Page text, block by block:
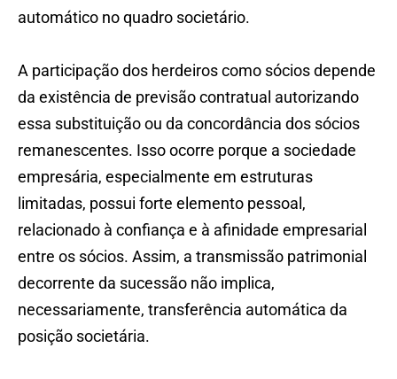
automático no quadro societário.
A participação dos herdeiros como sócios depende
da existência de previsão contratual autorizando
essa substituição ou da concordância dos sócios
remanescentes. Isso ocorre porque a sociedade
empresária, especialmente em estruturas
limitadas, possui forte elemento pessoal,
relacionado à confiança e à afinidade empresarial
entre os sócios. Assim, a transmissão patrimonial
decorrente da sucessão não implica,
necessariamente, transferência automática da
posição societária.